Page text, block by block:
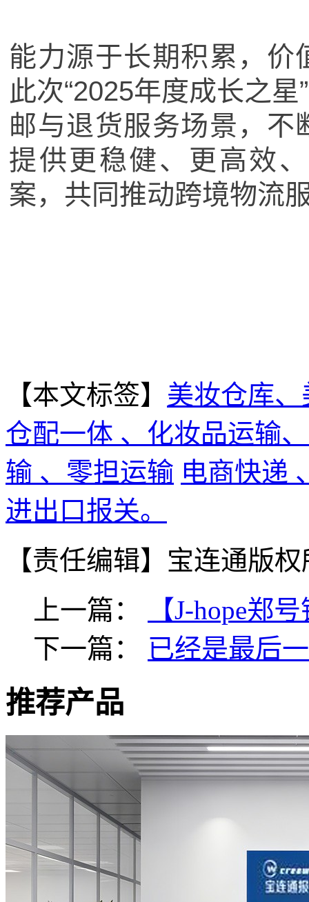
能力源于长期积累，价
此次“2025年度成长之
邮与退货服务场景，不
提供更稳健、更高效
案，共同推动跨境物流
【本文标签】 美妆仓库
仓配一体 、化妆品运输
输 、零担运输 电商快递
进出口报关。
【责任编辑】 宝连通版
上一篇：
【J-hope郑
下一篇：
已经是最后
推荐产品